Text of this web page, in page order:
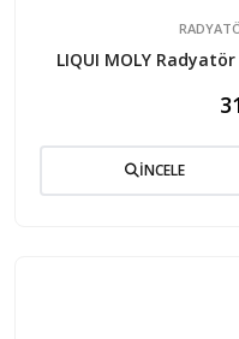
LIQUI MOLY Radyatör
İNCELE